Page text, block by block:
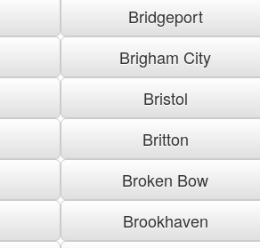
Bridgeport
Brigham City
Bristol
Britton
Broken Bow
Brookhaven